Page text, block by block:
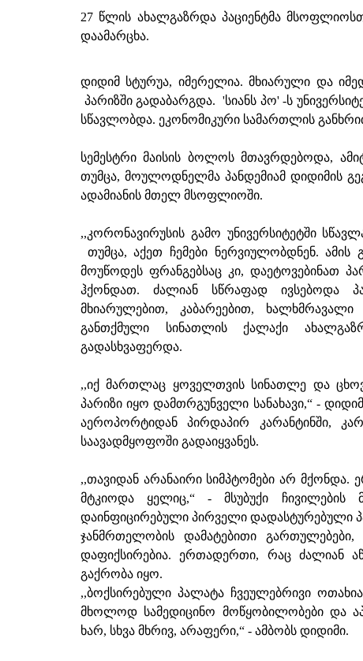
27 წლის ახალგაზრდა პაციენტმა
დაამარცხა.
დიდიმ სტურუა, იმერელია. მხიარული და
პარიზში გადაბარგდა. 'სიანს პო' -ს
სწავლობდა. ეკონომიკური სამართლის
სემესტრი მაისის ბოლოს მთავრდებოდა,
თუმცა, მოულოდნელმა პანდემიამ დიდიმის
ადამიანის მთელ მსოფლიოში.
,,კორონავირუსის გამო უნივერსიტეტში
თუმცა, აქეთ ჩემები ნერვიულობდნენ.
მოუწოდეს ფრანგებსაც კი, დაეტოვებინათ
ჰქონდათ. ძალიან სწრაფად ივსებოდა
მხიარულებით, კაბარეებით,
განთქმული სინათლის ქალაქი
გადასხვაფერდა.
,,იქ მართლაც ყოველთვის სინათლე და
პარიზი იყო დამთრგუნველი სანახავი,“ -
აეროპორტიდან პირდაპირ კარანტინში,
საავადმყოფოში გადაიყვანეს.
,,თავიდან არანაირი სიმპტომები არ მქონდა.
მტკიოდა ყელიც,“ - მსუბუქი ჩივილების
დაინფიცირებული პირველი დადასტურებული
ჯანმრთელობის დამატებითი
დაფიქსირებია. ერთადერთი, რაც ძალიან
გაქრობა იყო.
,,ბოქსირებული პალატა ჩვეულებრივი
მხოლოდ სამედიცინო მოწყობილობები და
ხარ, სხვა მხრივ, არაფერი,“ - ამბობს დიდიმი.